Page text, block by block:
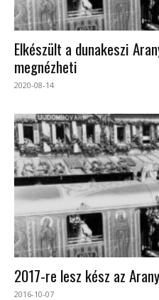
Elkészült a dunakeszi
megnézheti
2020-08-14
2017-re lesz kész az
2016-10-07